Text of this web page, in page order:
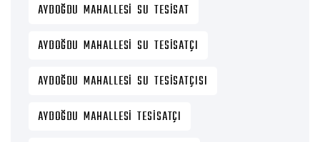
AYDOĞDU MAHALLESI SU TESISAT
AYDOĞDU MAHALLESI SU TESISATÇI
AYDOĞDU MAHALLESI SU TESISATÇISI
AYDOĞDU MAHALLESI TESISATÇI